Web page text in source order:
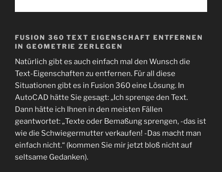
FUSION 360 TEXT EIGENSCHAFT ENTFERNEN
IN GEOMETRIE ZERLEGEN
Natürlich gibt es auch einfach mal den Wunsch die
Text-Eigenschaften zu entfernen. Für all diese
Situationen gibt es in Fusion 360 eine Lösung. In
AutoCAD hätte Sie gesagt: „Ich sprenge den Text.
Dann hätte ich Ihnen in den meisten Fällen
geantwortet: „Texte oder Bemaßung sprengen, -das ist
wie die Schwiegermutter verkaufen! -Das macht man
einfach nicht.“ (kommen Sie mir jetzt bloß nicht auf
seltsame Gedanken).